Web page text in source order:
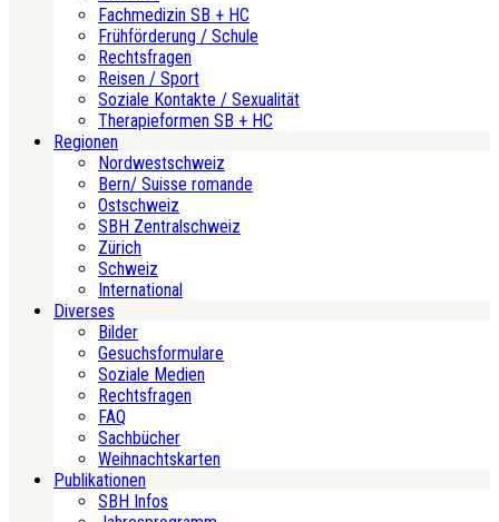
Fachmedizin SB + HC
Frühförderung / Schule
Rechtsfragen
Reisen / Sport
Soziale Kontakte / Sexualität
Therapieformen SB + HC
Regionen
Nordwestschweiz
Bern/ Suisse romande
Ostschweiz
SBH Zentralschweiz
Zürich
Schweiz
International
Diverses
Bilder
Gesuchsformulare
Soziale Medien
Rechtsfragen
FAQ
Sachbücher
Weihnachtskarten
Publikationen
SBH Infos